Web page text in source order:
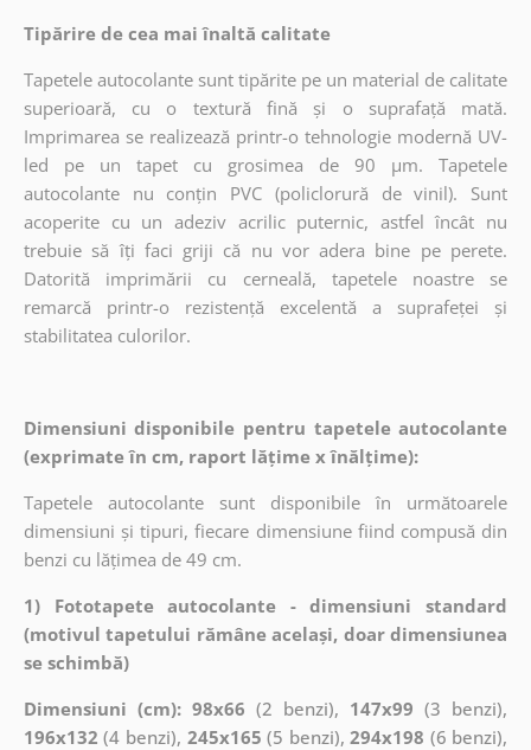
Tipărire de cea mai înaltă calitate
Tapetele autocolante sunt tipărite pe un material de calitate
superioară, cu o textură fină și o suprafață mată.
Imprimarea se realizează printr-o tehnologie modernă UV-
led pe un tapet cu grosimea de 90 µm. Tapetele
autocolante nu conțin PVC (policlorură de vinil). Sunt
acoperite cu un adeziv acrilic puternic, astfel încât nu
trebuie să îți faci griji că nu vor adera bine pe perete.
Datorită imprimării cu cerneală, tapetele noastre se
remarcă printr-o rezistență excelentă a suprafeței și
stabilitatea culorilor.
Dimensiuni disponibile pentru tapetele autocolante
(exprimate în cm, raport lățime x înălțime):
Tapetele autocolante sunt disponibile în următoarele
dimensiuni și tipuri, fiecare dimensiune fiind compusă din
benzi cu lățimea de 49 cm.
1) Fototapete autocolante - dimensiuni standard
(motivul tapetului rămâne același, doar dimensiunea
se schimbă)
Dimensiuni (cm): 98x66 (2 benzi), 147x99 (3 benzi),
196x132 (4 benzi), 245x165 (5 benzi),294x198 (6 benzi),